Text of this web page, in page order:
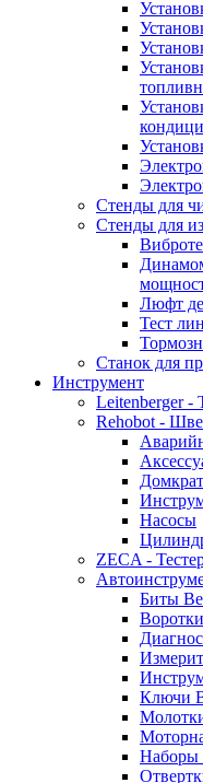
Стенды для
Стенды для
Люфт
Тест
Станок для
Инструмент
Leitenberger -
Rehobot -
Насосы
ZECA -
Биты
Ключи
Наборы